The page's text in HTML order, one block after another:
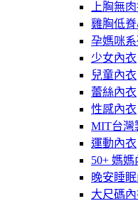
上胸無
雞胸低
孕媽咪系
少女內衣
兒童內衣
蕾絲內衣
性感內衣
MIT台灣
運動內衣
50+ 媽媽
晚安睡
大尺碼